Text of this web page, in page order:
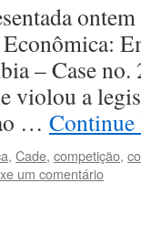
– Case
violou a
…
, Cade, competição,
um comentário